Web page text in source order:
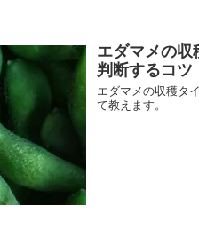
エダマメの収
判断するコツ
エダマメの収穫タ
て教えます。